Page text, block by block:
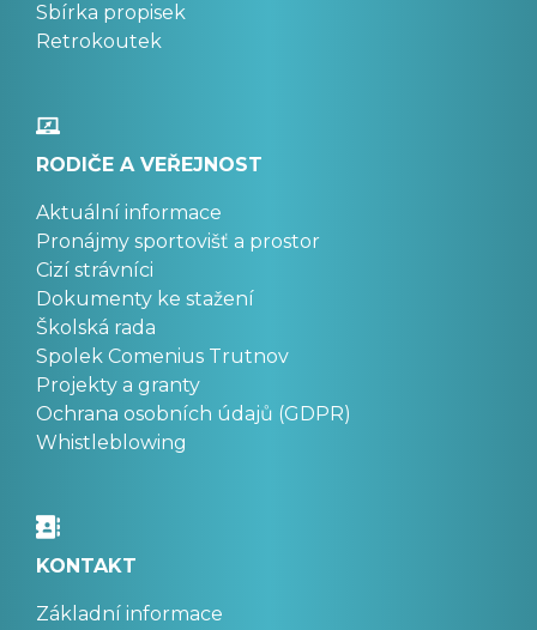
Sbírka propisek
Retrokoutek
RODIČE A VEŘEJNOST
Aktuální informace
Pronájmy sportovišť a prostor
Cizí strávníci
Dokumenty ke stažení
Školská rada
Spolek Comenius Trutnov
Projekty a granty
Ochrana osobních údajů (GDPR)
Whistleblowing
KONTAKT
Základní informace